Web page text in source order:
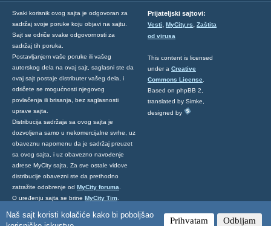
Naš sajt koristi kolačiće kako bi poboljšao
Prihvatam Odbijam
Svaki korisnik ovog sajta je odgovoran za
sadržaj svoje poruke koju objavi na sajtu.
Sajt se odriče svake odgovornosti za
sadržaj tih poruka.
Postavljanjem vaše poruke ili vašeg
autorskog dela na ovaj sajt, saglasni ste da
ovaj sajt postaje distributer vašeg dela, i
odričete se mogućnosti njegovog
povlačenja ili brisanja, bez saglasnosti
uprave sajta.
Distribucija sadržaja sa ovog sajta je
dozvoljena samo u nekomercijalne svrhe, uz
obaveznu napomenu da je sadržaj preuzet
sa ovog sajta, i uz obavezno navođenje
adrese MyCity sajta. Za sve ostale vidove
distribucije obavezni ste da prethodno
zatražite odobrenje od MyCity foruma
O uređenju sajta se brine MyCity Tim
ovde.
Prijateljski sajtovi:
Vesti, MyCity.rs, Zaštita
od virusa
This content is licensed
under a Creative
Commons License
Based on phpBB 2,
translated by Simke,
designed by